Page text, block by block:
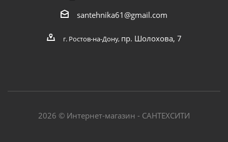
santehnika61@gmail.com
г. Ростов-на-Дону, пр. Шолохова, 7
2026 © Интернет-магазин - САНТЕХСИТИ